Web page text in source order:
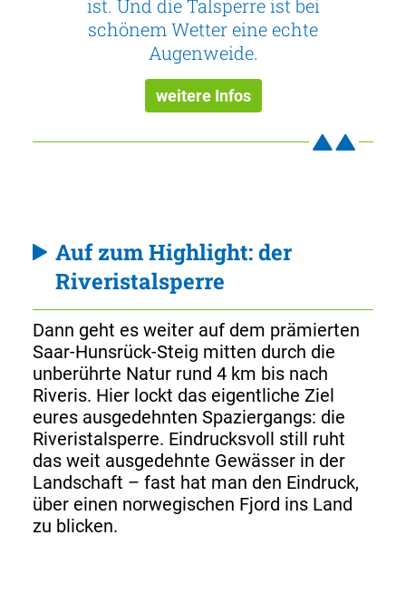
ist. Und die Talsperre ist bei
schönem Wetter eine echte
Augenweide.
weitere Infos
Auf zum Highlight: der
Riveristalsperre
Dann geht es weiter auf dem prämierten
Saar-Hunsrück-Steig mitten durch die
unberührte Natur rund 4 km bis nach
Riveris. Hier lockt das eigentliche Ziel
eures ausgedehnten Spaziergangs: die
Riveristalsperre. Eindrucksvoll still ruht
das weit ausgedehnte Gewässer in der
Landschaft – fast hat man den Eindruck,
über einen norwegischen Fjord ins Land
zu blicken.